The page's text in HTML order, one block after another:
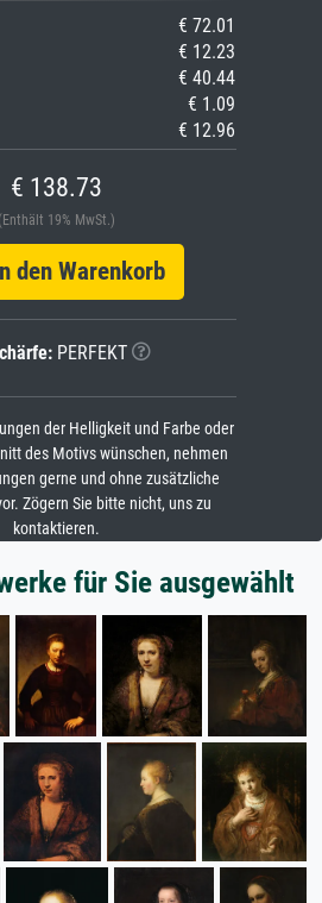
€ 72.01
€ 12.23
€ 40.44
€ 1.09
€ 12.96
€ 138.73
(Enthält 19% MwSt.)
Warenkorb
PERFEKT
der Helligkeit und Farbe oder
des Motivs wünschen, nehmen
gerne und ohne zusätzliche
Zögern Sie bitte nicht, uns zu
kontaktieren.
für Sie ausgewählt